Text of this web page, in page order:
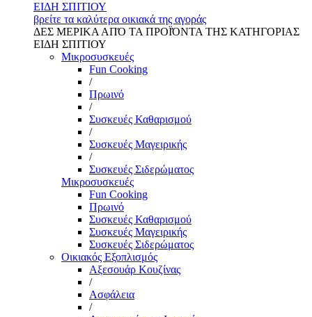
ΕΙΔΗ ΣΠΙΤΙΟΥ
βρείτε τα καλύτερα οικιακά της αγοράς
ΔΕΣ ΜΕΡΙΚΑ ΑΠΌ ΤΑ ΠΡΟΪΌΝΤΑ ΤΗΣ ΚΑΤΗΓΟΡΙΑΣ
ΕΙΔΗ ΣΠΙΤΙΟΥ
Μικροσυσκευές
Fun Cooking
/
Πρωινό
/
Συσκευές Καθαρισμού
/
Συσκευές Μαγειρικής
/
Συσκευές Σιδερώματος
Μικροσυσκευές
Fun Cooking
Πρωινό
Συσκευές Καθαρισμού
Συσκευές Μαγειρικής
Συσκευές Σιδερώματος
Οικιακός Εξοπλισμός
Αξεσουάρ Κουζίνας
/
Ασφάλεια
/